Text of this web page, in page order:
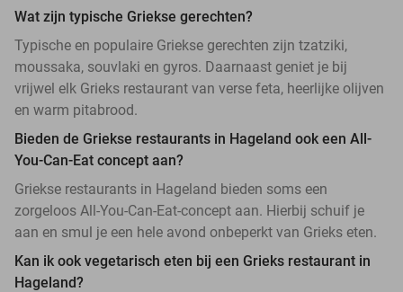
Wat zijn typische Griekse gerechten?
Typische en populaire Griekse gerechten zijn tzatziki,
moussaka, souvlaki en gyros. Daarnaast geniet je bij
vrijwel elk Grieks restaurant van verse feta, heerlijke olijven
en warm pitabrood.
Bieden de Griekse restaurants in Hageland ook een All-
You-Can-Eat concept aan?
Griekse restaurants in Hageland bieden soms een
zorgeloos All-You-Can-Eat-concept aan. Hierbij schuif je
aan en smul je een hele avond onbeperkt van Grieks eten.
Kan ik ook vegetarisch eten bij een Grieks restaurant in
Hageland?